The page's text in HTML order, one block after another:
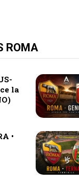
ROMA
la
•